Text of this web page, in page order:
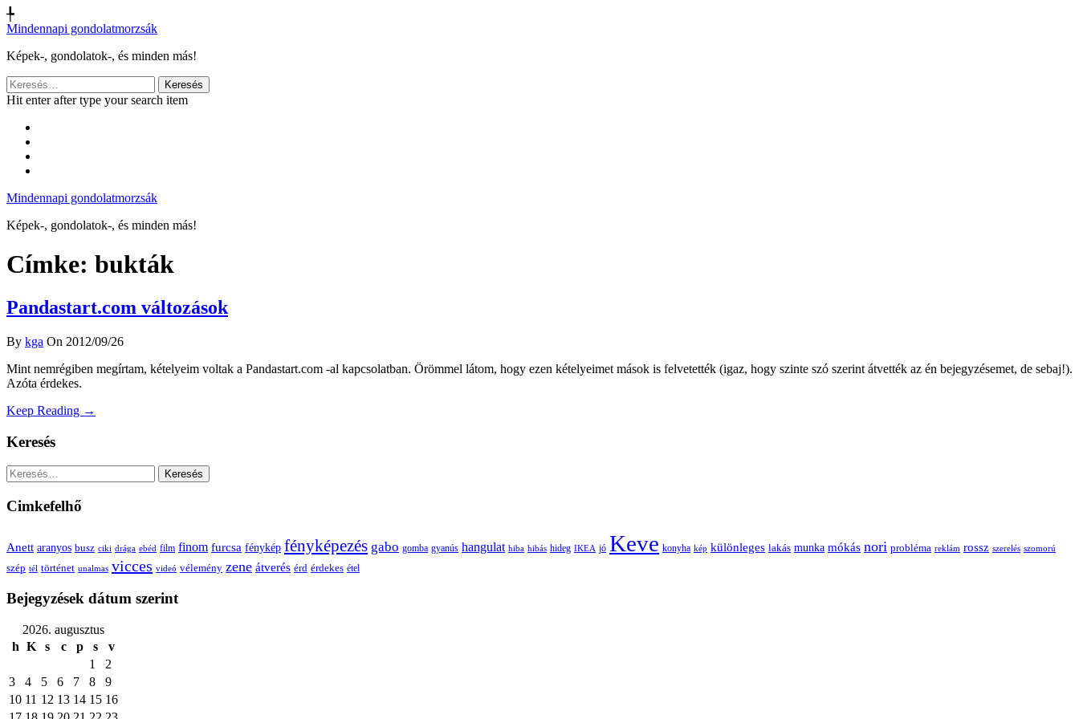
╄
Mindennapi gondolatmorzsák
Képek-, gondolatok-, és minden más!
Keresés:
Hit enter after type your search item
Mindennapi gondolatmorzsák
Képek-, gondolatok-, és minden más!
Címke: bukták
Pandastart.com változások
By kga On 2012/09/26
Mint nemrégiben megírtam, kételyeim voltak a Pandastart.com -al kapcsolatban. Örömmel látom, hogy ezen kételyeimet mások is felvetették (igaz, hogy szinte szó szerint átvették az én bejegyzésemet, de sebaj!).
Azóta érdekes.
Keep Reading →
Keresés
Keresés:
Cimkefelhő
Anett aranyos busz ciki drága ebéd film finom furcsa fénykép fényképezés gabo gomba gyanús hangulat hiba hibás hideg IKEA jó Keve konyha kép különleges lakás munka mókás nori probléma reklám rossz szerelés szomorú
szép tél történet unalmas vicces videó vélemény zene átverés érd érdekes étel
Bejegyzések dátum szerint
2026. augusztus
h K s c p s
v
1
2
3
4 5 6 7 8
9
10 11 12 13 14 15 16